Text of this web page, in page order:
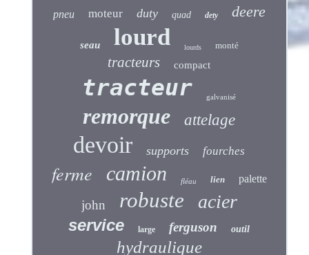
pneu moteur duty quad dety deere
seau lourd lourds monté
tracteurs compact
tracteur galvanisé
remorque attelage
devoir supports fourches
ferme camion fléau lien palette
john robuste acier
service large ferguson outil
hydraulique